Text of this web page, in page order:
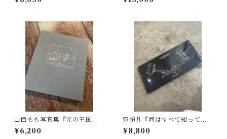
山西もも写真集『光の王国』
サイン本&ポストカードと展示
DMのおまけ付き
¥6,200
宛超凡『河はすべて知ってい
る一黄浦江』サイン入り
¥8,800